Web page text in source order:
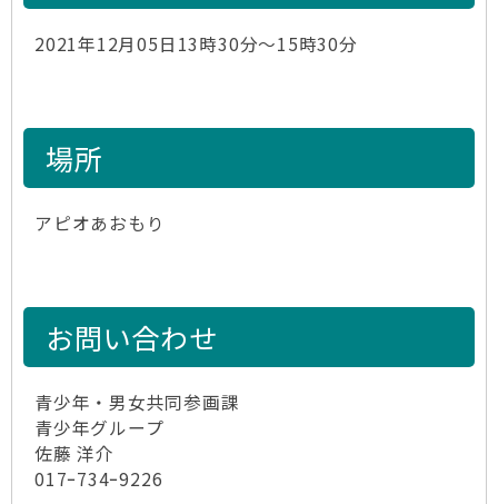
2021年12月05日13時30分～15時30分
場所
アピオあおもり
お問い合わせ
青少年・男女共同参画課
青少年グループ
佐藤 洋介
017ｰ734ｰ9226